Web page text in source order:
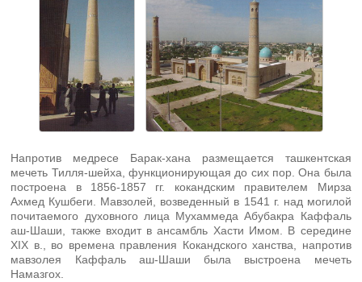
Напротив медресе Барак-хана размещается ташкентская
мечеть Тилля-шейха, функционирующая до сих пор. Она была
построена в 1856-1857 гг. кокандским правителем Мирза
Ахмед Кушбеги. Мавзолей, возведенный в 1541 г. над могилой
почитаемого духовного лица Мухаммеда Абубакра Каффаль
аш-Шаши, также входит в ансамбль Хасти Имом. В середине
XIX в., во времена правления Кокандского ханства, напротив
мавзолея Каффаль аш-Шаши была выстроена мечеть
Намазгох.